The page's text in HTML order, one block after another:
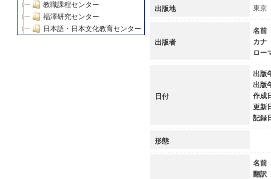
教職課程センター
福澤研究センター
日本語・日本文化教育センター
デジタルメディア・コンテンツ統合研究センター
慶應義塾大学グローバルCOEプログラム論理と感性の先端的教育研究拠点
出版地 東京
出版者
名前
カナ
ロー
日付
出版
出版
作成
更新
記録
形態
名前
翻訳